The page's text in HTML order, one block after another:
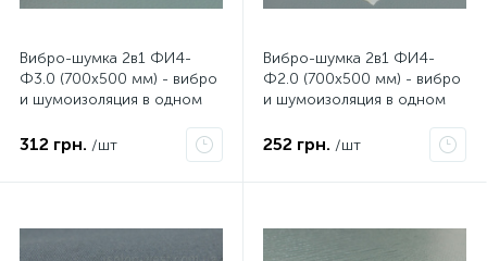
Вибро-шумка 2в1 ФИ4-
Ф3.0 (700х500 мм) - вибро
и шумоизоляция в одном
312 грн. /шт
Вибро-шумка 2в1 ФИ4-
Ф2.0 (700х500 мм) - вибро
и шумоизоляция в одном
252 грн. /шт